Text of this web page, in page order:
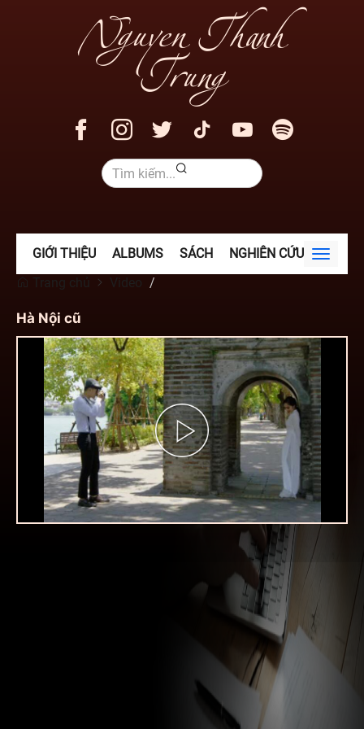
Nguyen Thanh
Trung
Trang chủ Video
Hà Nội cũ
Play
Video
GIỚI THIỆU ALBUMS SÁCH NGHIÊN CỨU VIDEO
Toggle